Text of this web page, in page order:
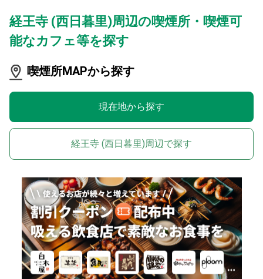
経王寺 (西日暮里)周辺の喫煙所・喫煙可
能なカフェ等を探す
喫煙所MAPから探す
現在地から探す
経王寺 (西日暮里)周辺で探す